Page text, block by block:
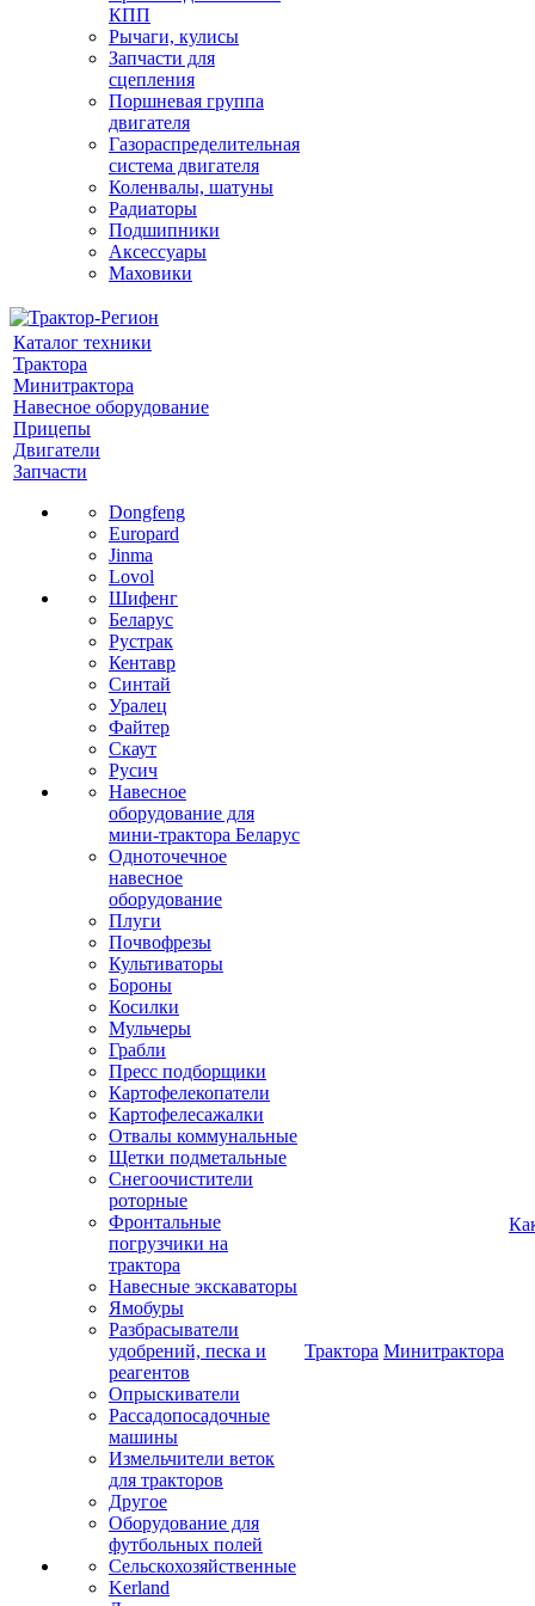
КПП
Рычаги, кулисы
Запчасти для
сцепления
Поршневая группа
двигателя
Газораспределительная
система двигателя
Коленвалы, шатуны
Радиаторы
Подшипники
Аксессуары
Маховики
Каталог техники
Трактора
Минитрактора
Навесное оборудование
Прицепы
Двигатели
Запчасти
Dongfeng
Europard
Jinma
Lovol
Шифенг
Беларус
Рустрак
Кентавр
Синтай
Уралец
Файтер
Скаут
Русич
Навесное
оборудование для
мини-трактора Беларус
Одноточечное
навесное
оборудование
Плуги
Почвофрезы
Культиваторы
Бороны
Косилки
Мульчеры
Грабли
Пресс подборщики
Картофелекопатели
Картофелесажалки
Отвалы коммунальные
Щетки подметальные
Снегоочистители
роторные
Фронтальные
погрузчики на
трактора
Навесные экскаваторы
Ямобуры
Разбрасыватели
удобрений, песка и
реагентов
Опрыскиватели
Рассадопосадочные
машины
Измельчители веток
для тракторов
Другое
Оборудование для
футбольных полей
Сельскохозяйственные
Kerland
Трактора Минитрактора